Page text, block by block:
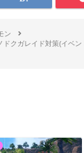
ン
ドクガレイド対策(イベ